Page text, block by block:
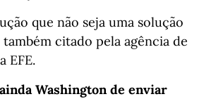
que não seja uma solução
também citado pela agência de
EFE.
Washington de enviar